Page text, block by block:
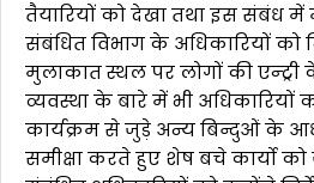
तैयारियों को देखा तथा इस संबंध में
संबंधित विभाग के अधिकारियों को
मुलाकात स्थल पर लोगों की
व्यवस्था के बारे में भी अधिकारियों
कार्यक्रम से जुड़े अन्य बिन्दुओं के
समीक्षा करते हुए शेष बचे कार्यो